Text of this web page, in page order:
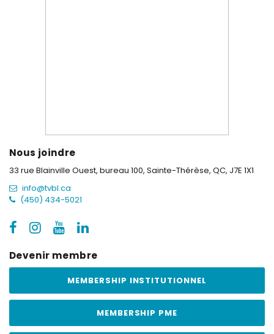
Nous joindre
33 rue Blainville Ouest, bureau 100, Sainte-Thérèse, QC, J7E 1X1
info@tvbl.ca
(450) 434-5021
Devenir membre
MEMBERSHIP INSTITUTIONNEL
MEMBERSHIP PME